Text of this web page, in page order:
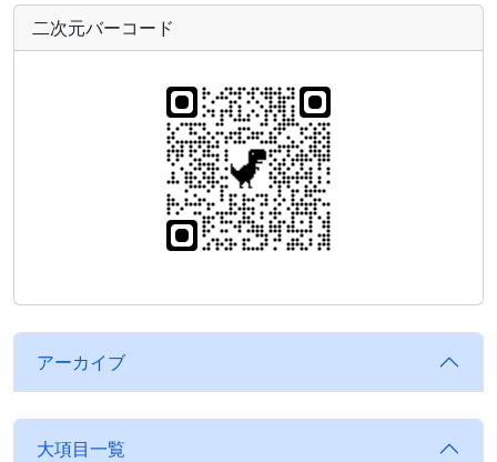
二次元バーコード
アーカイブ
大項目一覧